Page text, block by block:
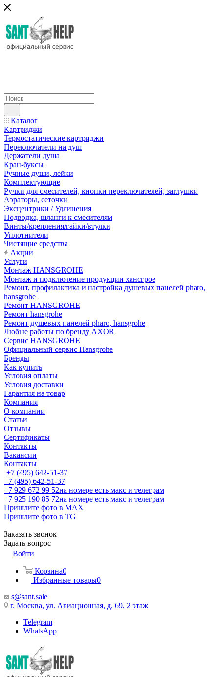
Каталог
Картриджи
Термостатические картриджи
Переключатели на душ
Держатели душа
Кран-буксы
Ручные души, лейки
Комплектующие
Ручки для смесителей, кнопки переключателей, заглушки
Аэраторы, сеточки
Эксцентрики / Удлинения
Подводка, шланги к смесителям
Винты/крепления/гайки/втулки
Уплотнители
Чистящие средства
Акции
Услуги
Монтаж HANSGROHE
Монтаж и подключение продукции хансгрое
Ремонт, профилактика и настройка душевых панелей pharo,
hansgrohe
Ремонт HANSGROHE
Ремонт hansgrohe
Ремонт душевых панелей pharo, hansgrohe
Любые работы по бренду AXOR
Сервис HANSGROHE
Официальный сервис Hansgrohe
Бренды
Как купить
Условия оплаты
Условия доставки
Гарантия на товар
Компания
О компании
Статьи
Отзывы
Сертификаты
Контакты
Вакансии
Контакты
+7 (495) 642-51-37
+7 (495) 642-51-37
+7 929 672 99 52на номере есть макс и телеграм
+7 925 190 85 72на номере есть макс и телеграм
Пришлите фото в MAX
Пришлите фото в TG
Заказать звонок
Задать вопрос
Войти
Корзина0
Избранные товары0
s@sant.sale
г. Москва, ул. Авиационная, д. 69, 2 этаж
Telegram
WhatsApp